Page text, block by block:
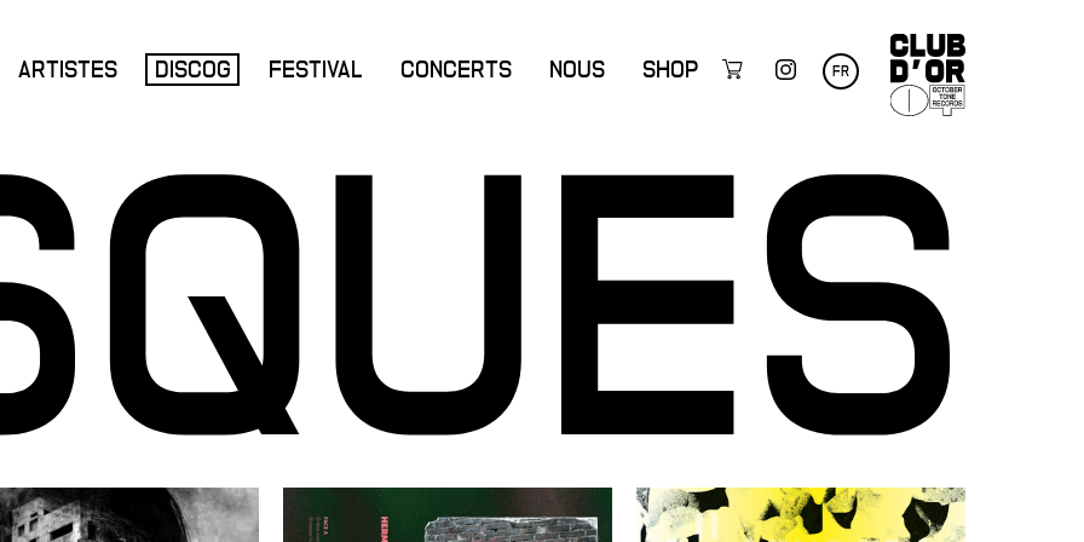
ARTISTES DISCOG FESTIVAL CONCERTS NOUS SHOP FR